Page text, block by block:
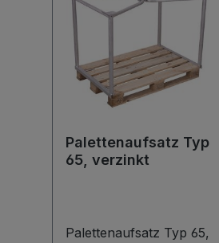
Palettenaufsatz Typ
65, verzinkt
Palettenaufsatz Typ 65,